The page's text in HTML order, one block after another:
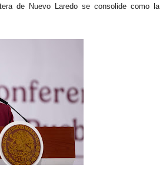
de Nuevo Laredo se consolide como la